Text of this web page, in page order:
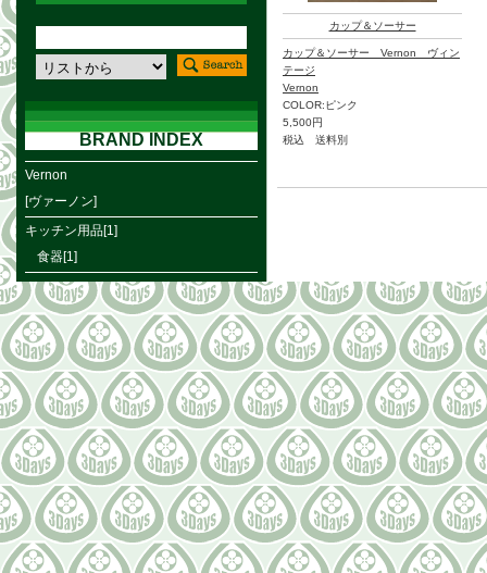
カップ＆ソーサー
カップ＆ソーサー Vernon ヴィン
テージ
Vernon
COLOR:ピンク
5,500円
税込 送料別
BRAND INDEX
Vernon
[ヴァーノン]
キッチン用品[1]
食器[1]